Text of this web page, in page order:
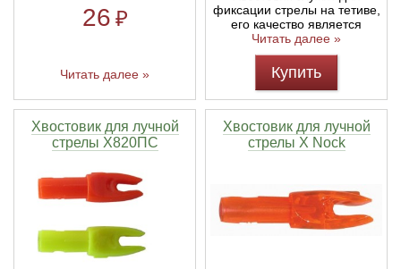
26 ₽
Читать далее »
фиксации стрелы на тетиве,
его качество является
Читать далее »
Купить
Хвостовик для лучной
стрелы X820ПС
Хвостовик для лучной
стрелы X Nock